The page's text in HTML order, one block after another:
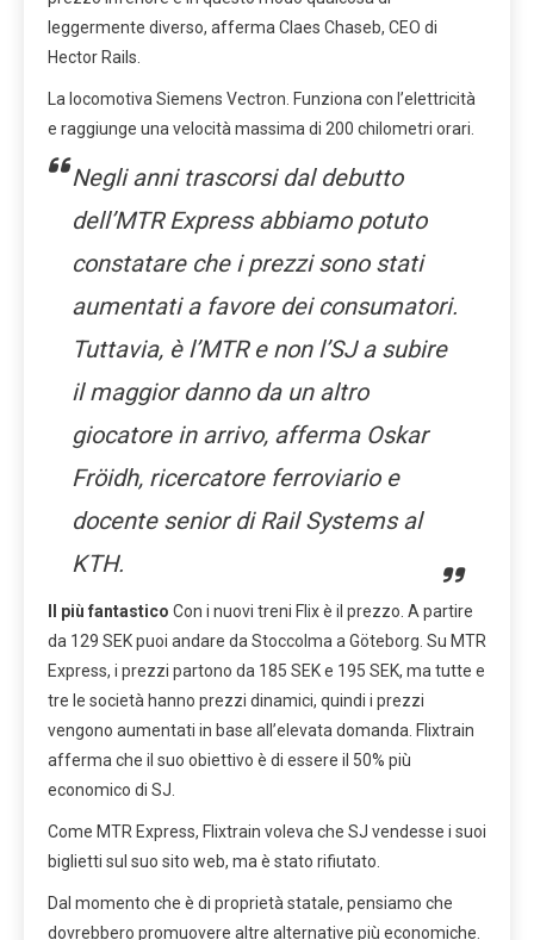
leggermente diverso, afferma Claes Chaseb, CEO di
Hector Rails.
La locomotiva Siemens Vectron. Funziona con l’elettricità
e raggiunge una velocità massima di 200 chilometri orari.
Negli anni trascorsi dal debutto
dell’MTR Express abbiamo potuto
constatare che i prezzi sono stati
aumentati a favore dei consumatori.
Tuttavia, è l’MTR e non l’SJ a subire
il maggior danno da un altro
giocatore in arrivo, afferma Oskar
Fröidh, ricercatore ferroviario e
docente senior di Rail Systems al
KTH.
Il più fantastico Con i nuovi treni Flix è il prezzo. A partire
da 129 SEK puoi andare da Stoccolma a Göteborg. Su MTR
Express, i prezzi partono da 185 SEK e 195 SEK, ma tutte e
tre le società hanno prezzi dinamici, quindi i prezzi
vengono aumentati in base all’elevata domanda. Flixtrain
afferma che il suo obiettivo è di essere il 50% più
economico di SJ.
Come MTR Express, Flixtrain voleva che SJ vendesse i suoi
biglietti sul suo sito web, ma è stato rifiutato.
Dal momento che è di proprietà statale, pensiamo che
dovrebbero promuovere altre alternative più economiche.